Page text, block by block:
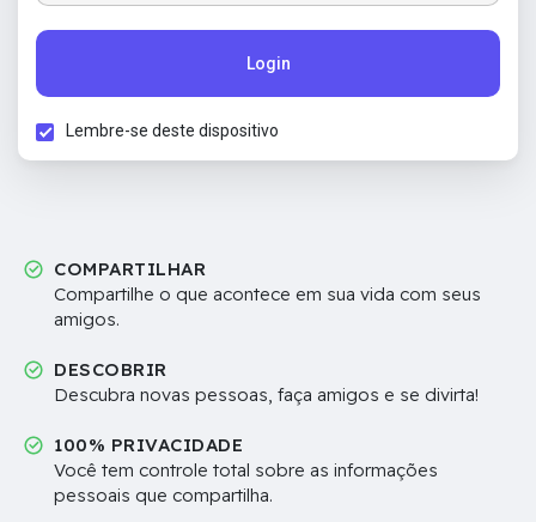
Login
Lembre-se deste dispositivo
COMPARTILHAR
Compartilhe o que acontece em sua vida com seus
amigos.
DESCOBRIR
Descubra novas pessoas, faça amigos e se divirta!
100% PRIVACIDADE
Você tem controle total sobre as informações
pessoais que compartilha.